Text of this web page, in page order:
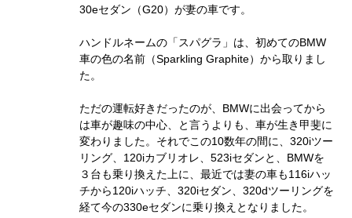
30eセダン（G20）が妻の車です。
ハンドルネームの「スパグラ」は、初めてのBMW
車の色の名前（Sparkling Graphite）から取りまし
た。
ただの運転好きだったのが、BMWに出会ってから
は車が趣味の中心、と言うよりも、車が生き甲斐に
変わりました。それでこの10数年の間に、320iツー
リング、120iカブリオレ、523iセダンと、BMWを
３台も乗り換えた上に、最近では妻の車も116iハッ
チから120iハッチ、320iセダン、320dツーリングを
経て今の330eセダンに乗り換えとなりました。